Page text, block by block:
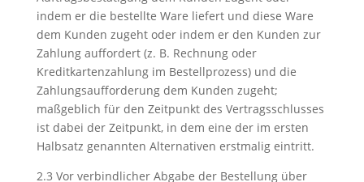
indem er die bestellte Ware liefert und diese Ware
dem Kunden zugeht oder indem er den Kunden zur
Zahlung auffordert (z. B. Rechnung oder
Kreditkartenzahlung im Bestellprozess) und die
Zahlungsaufforderung dem Kunden zugeht;
maßgeblich für den Zeitpunkt des Vertragsschlusses
ist dabei der Zeitpunkt, in dem eine der im ersten
Halbsatz genannten Alternativen erstmalig eintritt.
2.3 Vor verbindlicher Abgabe der Bestellung über